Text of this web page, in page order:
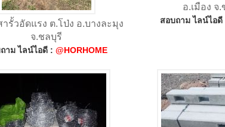
ารั้วอัดแรง ต.โป่ง อ.บางละมุง
จ.ชลบุรี
าม ไลน์ไอดี :@HORHOME
อ.เมือง จ
สอบถาม ไลน์ไอดี